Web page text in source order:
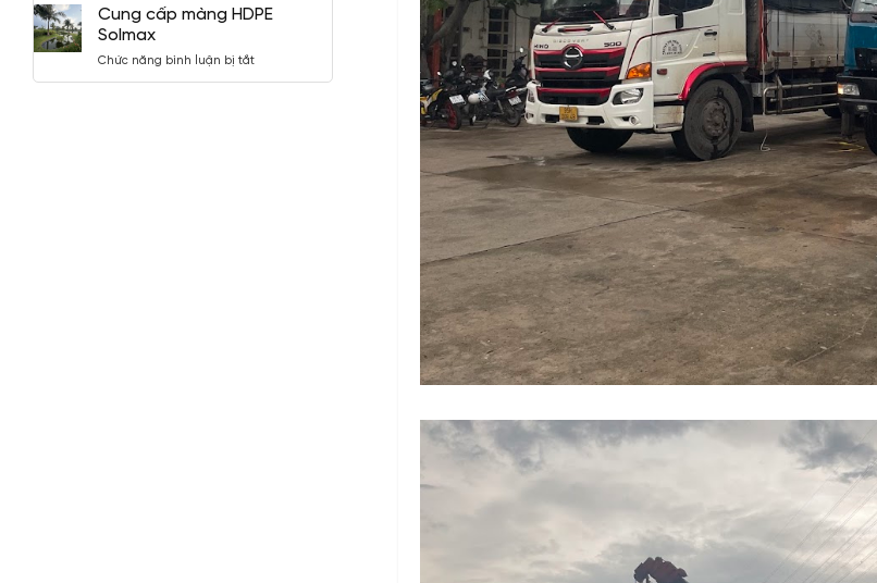
cấp
Solmax
Cung cấp màng HDPE
Solmax
Chức năng bình luận bị tắtở